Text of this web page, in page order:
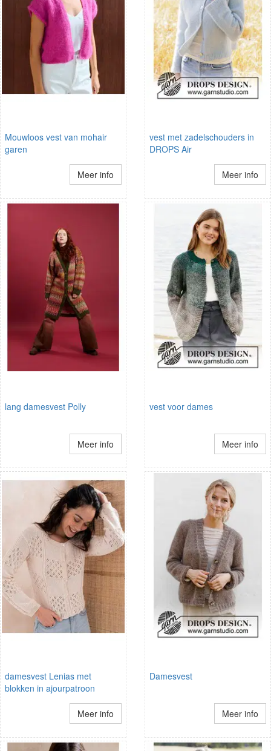
Mouwloos vest van mohair
garen
Meer info
vest met zadelschouders in
DROPS Air
Meer info
lang damesvest Polly
Meer info
vest voor dames
Meer info
damesvest Lenias met
blokken in ajourpatroon
Meer info
Damesvest
Meer info